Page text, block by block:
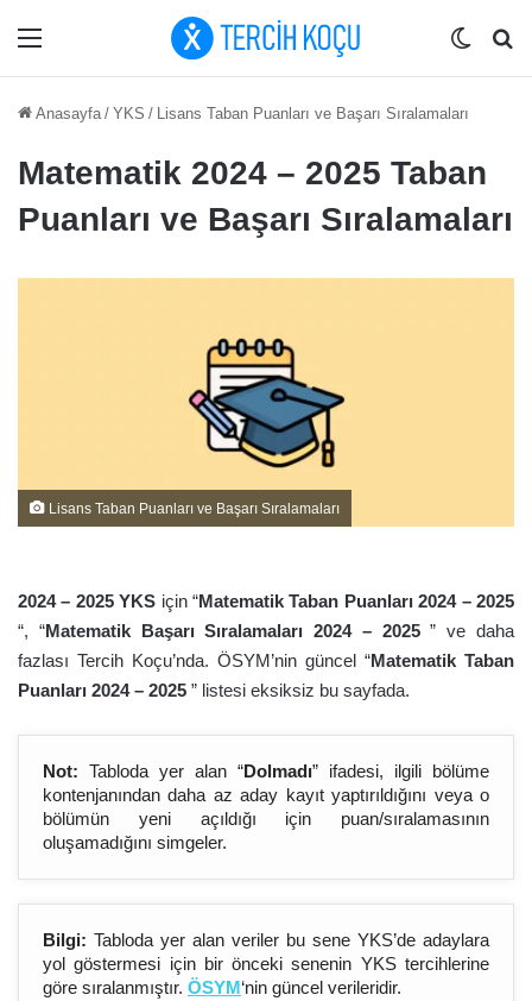
Menü Dış
Anasayfa / YKS / Lisans Taban Puanları ve Başarı Sıralamaları
Matematik 2024 – 2025 Taban
Puanları ve Başarı Sıralamaları
Lisans Taban Puanları ve Başarı Sıralamaları
2024 – 2025YKS için “Matematik Taban Puanları 2024 – 2025
“, “Matematik Başarı Sıralamaları 2024 – 2025 ” ve daha
fazlası Tercih Koçu’nda. ÖSYM’nin güncel “Matematik Taban
Puanları 2024 – 2025 ” listesi eksiksiz bu sayfada.
Not: Tabloda yer alan “Dolmadı” ifadesi, ilgili bölüme
kontenjanından daha az aday kayıt yaptırıldığını veya o
bölümün yeni açıldığı için puan/sıralamasının
oluşamadığını simgeler.
Bilgi: Tabloda yer alan veriler bu sene YKS’de adaylara
yol göstermesi için bir önceki senenin YKS tercihlerine
göre sıralanmıştır. ÖSYM‘nin güncel verileridir.